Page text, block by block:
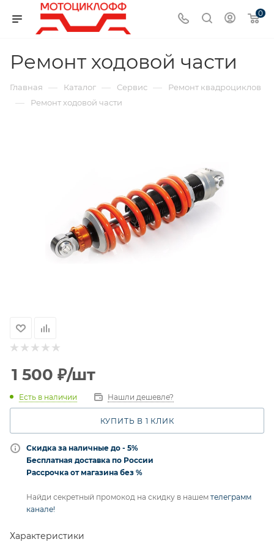
0
Ремонт ходовой части
Главная — Каталог — Сервис — Ремонт квадроциклов
— Ремонт ходовой части
1 500 ₽/шт
Есть в наличии Нашли дешевле?
КУПИТЬ В 1 КЛИК
Скидка за наличные до - 5%
Бесплатная доставка по России
Рассрочка от магазина без %
Найди секретный промокод на скидку в нашем телеграмм
канале!
Характеристики